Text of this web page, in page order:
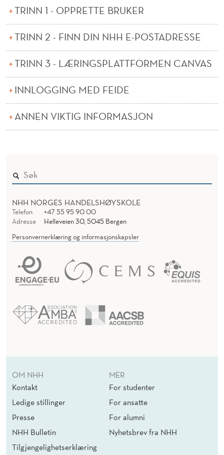
V
U
TRINN 1 - OPPRETTE BRUKER
TRINN 2 - FINN DIN NHH E-POSTADRESSE
TRINN 3 - LÆRINGSPLATTFORMEN CANVAS
INNLOGGING MED FEIDE
ANNEN VIKTIG INFORMASJON
NHH NORGES HANDELSHØYSKOLE
Telefon
+47 55 95 90 00
Adresse
Helleveien 30, 5045 Bergen
Personvernerklæring og informasjonskapsler
OM NHH
Kontakt
Ledige stillinger
Presse
NHH Bulletin
Tilgjengelighetserklæring
MER
For studenter
For ansatte
For alumni
Nyhetsbrev fra NHH